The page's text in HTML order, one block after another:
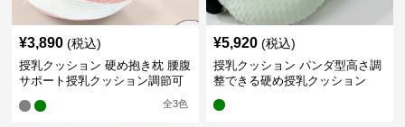
¥3,890 (税込)
授乳クッション 硬め抱き枕 腰腹
サポート授乳クッション調節可
全3色
¥5,920 (税込)
授乳クッション パンダ型高さ調
整できる硬め授乳クッション